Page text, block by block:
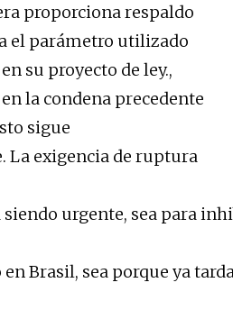
proporciona respaldo
el parámetro utilizado
su proyecto de ley.,
la condena precedente
sigue
La exigencia de ruptura
urgente, sea para
Brasil, sea porque ya